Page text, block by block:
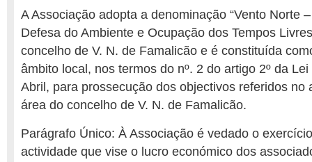
A Associação adopta a denominação “Vento Norte
Defesa do Ambiente e Ocupação dos Tempos
concelho de V. N. de Famalicão e é constituída
âmbito local, nos termos do nº. 2 do artigo 2º da
Abril, para prossecução dos objectivos referidos no
área do concelho de V. N. de Famalicão.
Parágrafo Único: À Associação é vedado o
actividade que vise o lucro económico dos